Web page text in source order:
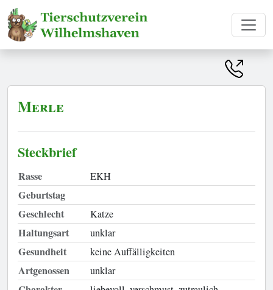
Merle
Steckbrief
Rasse EKH
Geburtstag
Geschlecht
Katze
Haltungsart unklar
Gesundheit keine Auffälligkeiten
Artgenossen unklar